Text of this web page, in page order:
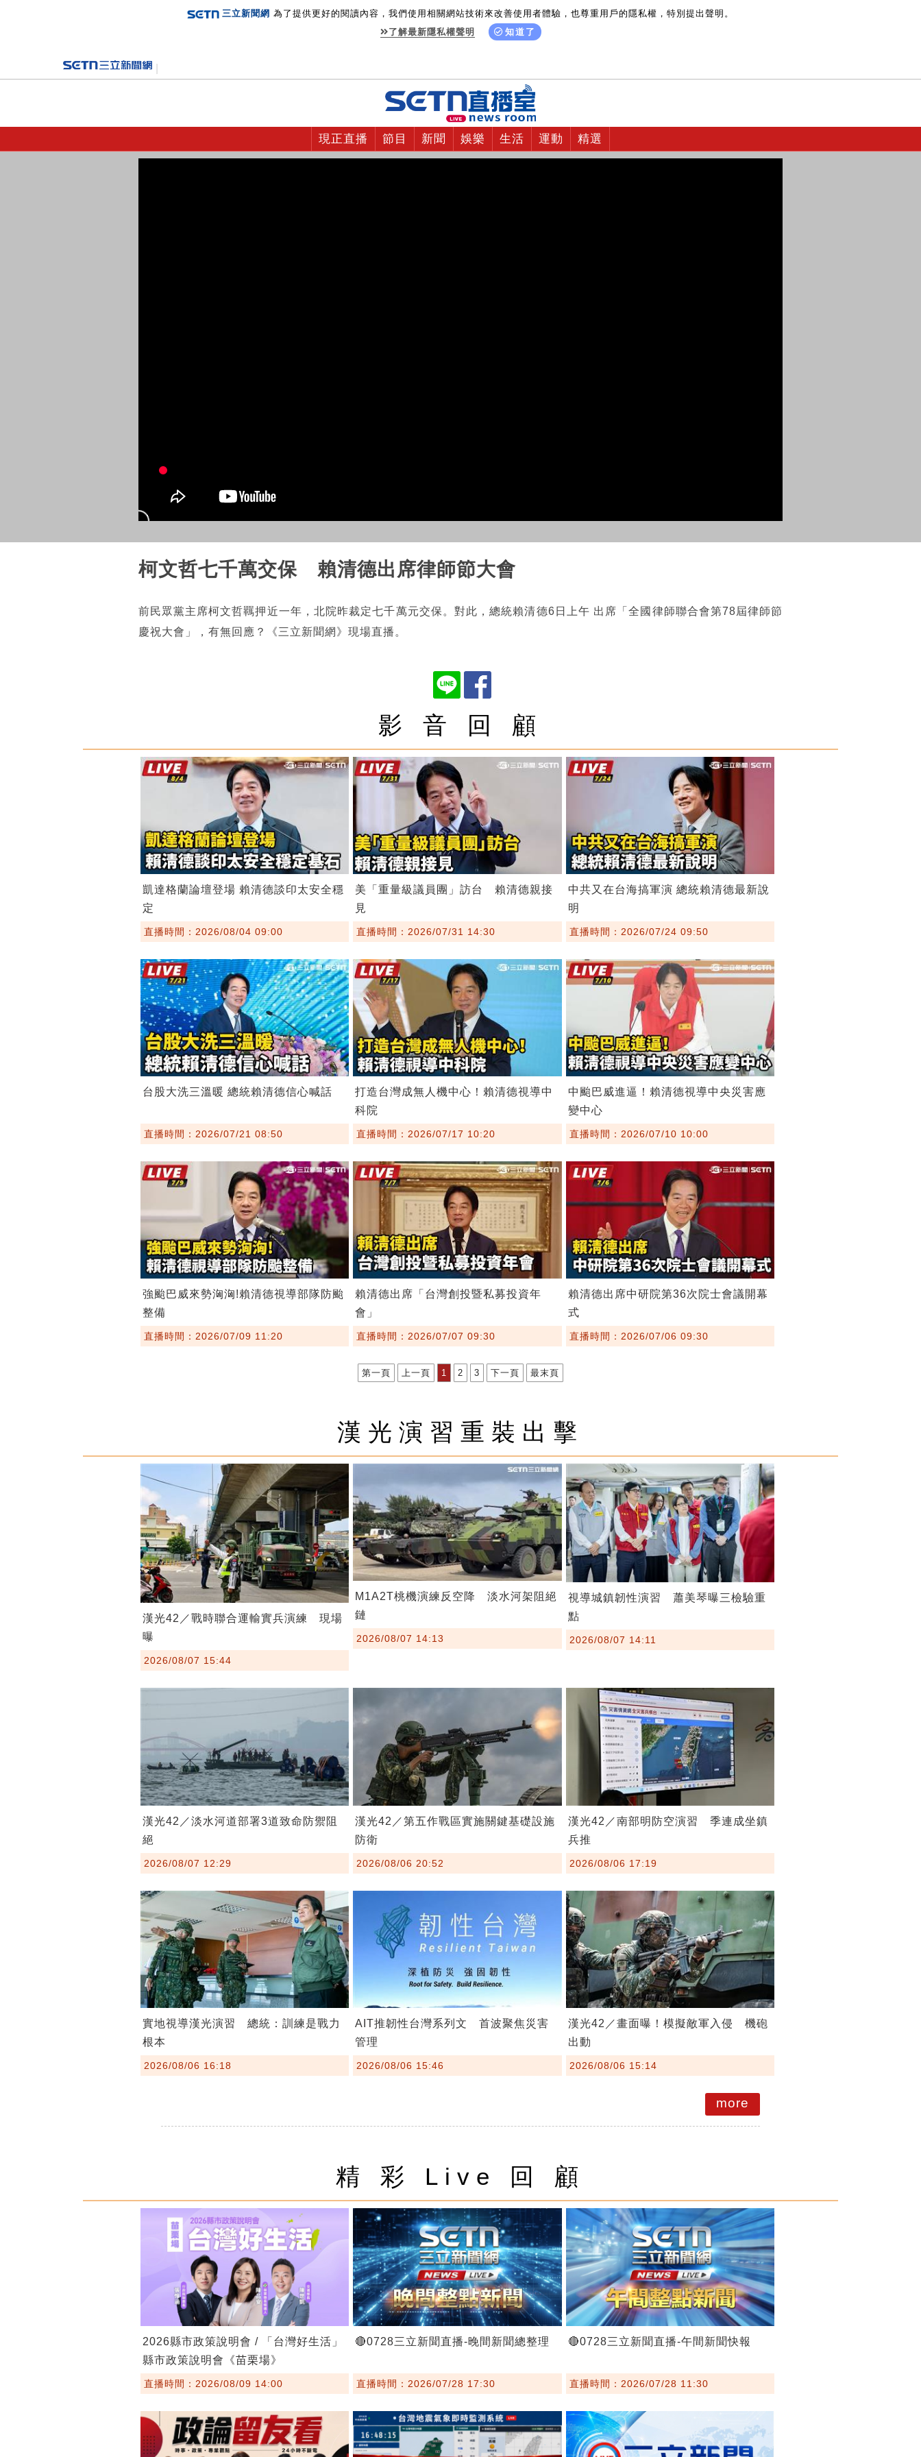
三立新聞網 為了提供更好的閱讀內容，我們使用相關網站技術來改善使用者體驗，也尊重用戶的隱私權，特別提出聲明。
了解最新隱私權聲明
知道了
現正直播 節目 新聞 娛樂 生活 運動 精選
柯文哲七千萬交保 賴清德出席律師節大會
前民眾黨主席柯文哲羈押近一年，北院昨裁定七千萬元交保。對此，總統賴清德6日上午 出席「全國律師聯合會第78屆律師節
慶祝大會」，有無回應？《三立新聞網》現場直播。
影 音 回 顧
凱達格蘭論壇登場 賴清德談印太安全穩
定
直播時間：2026/08/04 09:00
美「重量級議員團」訪台 賴清德親接
見
直播時間：2026/07/31 14:30
中共又在台海搞軍演 總統賴清德最新說
明
直播時間：2026/07/24 09:50
台股大洗三溫暖 總統賴清德信心喊話
直播時間：2026/07/21 08:50
打造台灣成無人機中心！賴清德視導中
科院
直播時間：2026/07/17 10:20
中颱巴威進逼！賴清德視導中央災害應
變中心
直播時間：2026/07/10 10:00
強颱巴威來勢洶洶!賴清德視導部隊防颱
整備
直播時間：2026/07/09 11:20
賴清德出席「台灣創投暨私募投資年
會」
直播時間：2026/07/07 09:30
賴清德出席中研院第36次院士會議開幕
式
直播時間：2026/07/06 09:30
第一頁 上一頁 1 2 3 下一頁 最末頁
漢光演習重裝出擊
漢光42／戰時聯合運輸實兵演練 現場
曝
2026/08/07 15:44
M1A2T桃機演練反空降 淡水河架阻絕
鏈
2026/08/07 14:13
視導城鎮韌性演習 蕭美琴曝三檢驗重
點
2026/08/07 14:11
漢光42／淡水河道部署3道致命防禦阻
絕
2026/08/07 12:29
漢光42／第五作戰區實施關鍵基礎設施
防衛
2026/08/06 20:52
漢光42／南部明防空演習 季連成坐鎮
兵推
2026/08/06 17:19
實地視導漢光演習 總統：訓練是戰力
根本
2026/08/06 16:18
AIT推韌性台灣系列文 首波聚焦災害
管理
2026/08/06 15:46
漢光42／畫面曝！模擬敵軍入侵 機砲
出動
2026/08/06 15:14
more
精 彩 Live 回 顧
2026縣市政策說明會 / 「台灣好生活」
縣市政策說明會《苗栗場》
直播時間：2026/08/09 14:00
🔴0728三立新聞直播-晚間新聞總整理
直播時間：2026/07/28 17:30
🔴0728三立新聞直播-午間新聞快報
直播時間：2026/07/28 11:30